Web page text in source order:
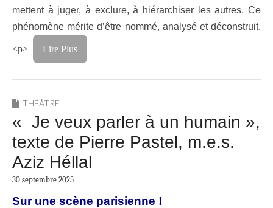
mettent à juger, à exclure, à hiérarchiser les autres. Ce
phénomène mérite d’être nommé, analysé et déconstruit.
<p> Lire Plus
THÉÂTRE
« Je veux parler à un humain »,
texte de Pierre Pastel, m.e.s.
Aziz Héllal
30 septembre 2025
Sur une scène parisienne !